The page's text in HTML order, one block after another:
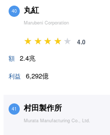
40 丸紅
Marubeni Corporation
4.0
額 2.4兆
利益 6,292億
41 村田製作所
Murata Manufacturing Co., Ltd.